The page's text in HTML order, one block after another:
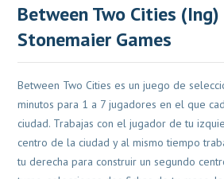
Between Two Cities (Ing)
Stonemaier Games
Between Two Cities es un juego de
minutos para 1 a 7 jugadores en el que
ciudad. Trabajas con el jugador de tu
centro de la ciudad y al mismo tiempo
tu derecha para construir un segundo